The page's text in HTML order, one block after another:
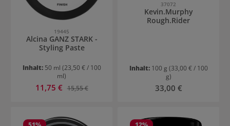
19445
Alcina GANZ STARK -
Styling Paste
Inhalt: 50 ml (23,50 € / 100
ml)
Verkaufspreis:
11,75 € Regulärer Preis:
15,55 €
37072
Kevin.Murphy
Rough.Rider
Inhalt: 100 g (33,00 € / 100
g)
Regulärer Preis:
33,00 €